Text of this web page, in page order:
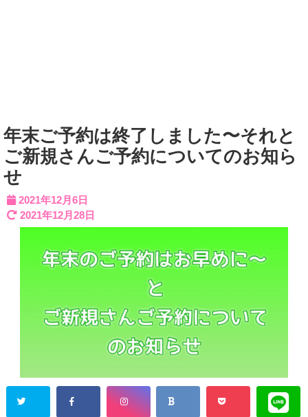
年末ご予約は終了しました〜それと
ご新規さんご予約についてのお知ら
せ
2021年12月6日
2021年12月28日